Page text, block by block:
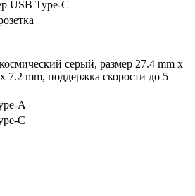
USB Type-C
серый, размер 27.4 mm x
7.2 mm, поддержка скорости до 5
A
C